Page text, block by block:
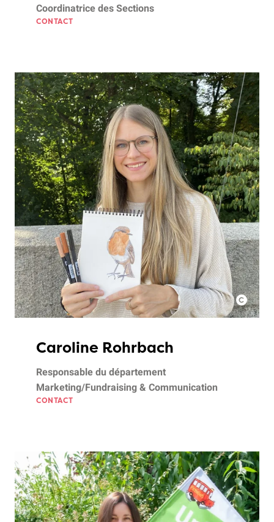
Coordinatrice des Sections
CONTACT
Caroline Rohrbach
Responsable du département
Marketing/Fundraising & Communication
CONTACT